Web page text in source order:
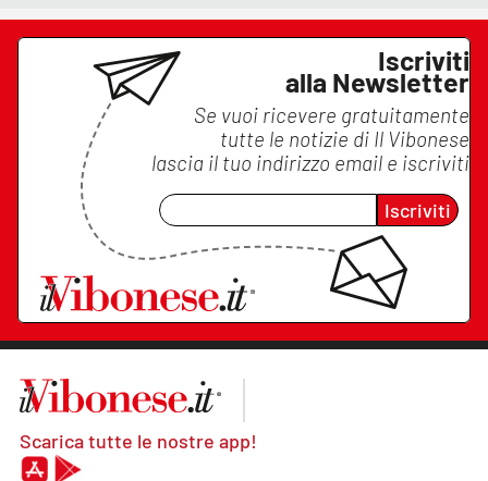
Iscriviti
alla Newsletter
Se vuoi ricevere gratuitamente
tutte le notizie di Il Vibonese
lascia il tuo indirizzo email e iscriviti
Iscriviti
Scarica tutte le nostre app!